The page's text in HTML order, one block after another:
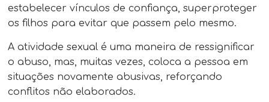
estabelecer vínculos de confiança, superproteger
os filhos para evitar que passem pelo mesmo.
A atividade sexual é uma maneira de ressignificar
o abuso, mas, muitas vezes, coloca a pessoa em
situações novamente abusivas, reforçando
conflitos não elaborados.